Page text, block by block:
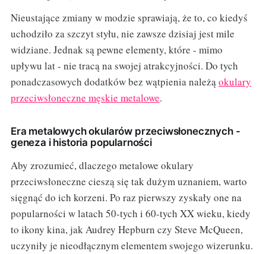
Nieustające zmiany w modzie sprawiają, że to, co kiedyś
uchodziło za szczyt styłu, nie zawsze dzisiaj jest mile
widziane. Jednak są pewne elementy, które - mimo
upływu lat - nie tracą na swojej atrakcyjności. Do tych
ponadczasowych dodatków bez wątpienia należąokulary
przeciwsłoneczne męskie metalowe.
Era metalowych okularów przeciwsłonecznych -
geneza i historia popularności
Aby zrozumieć, dlaczego metalowe okulary
przeciwsłoneczne cieszą się tak dużym uznaniem, warto
sięgnąć do ich korzeni. Po raz pierwszy zyskały one na
popularności w latach 50-tych i 60-tych XX wieku, kiedy
to ikony kina, jak Audrey Hepburn czy Steve McQueen,
uczyniły je nieodłącznym elementem swojego wizerunku.